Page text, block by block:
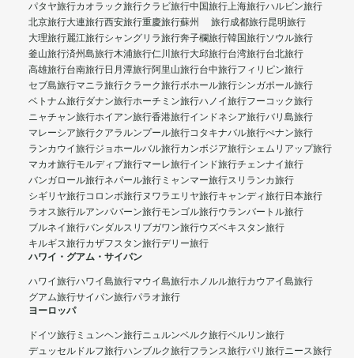
パタヤ旅行カオラック旅行クラビ旅行中国旅行上海旅行ハルビン旅行
北京旅行大連旅行西安旅行重慶旅行蘇州 旅行成都旅行昆明旅行
大理旅行麗江旅行シャングリラ旅行奔子欄旅行韓国旅行ソウル旅行
釜山旅行済州島旅行木浦旅行仁川旅行大邱旅行台湾旅行台北旅行
高雄旅行台南旅行日月潭旅行阿里山旅行台中旅行フィリピン旅行
セブ島旅行マニラ旅行クラーク旅行ボホール旅行シンガポール旅行
ベトナム旅行ダナン旅行ホーチミン旅行ハノイ旅行フーコック旅行
ニャチャン旅行ホイアン旅行香港旅行インドネシア旅行バリ島旅行
マレーシア旅行クアラルンプール旅行コタキナバル旅行ぺナン旅行
ランカウイ旅行ジョホールバル旅行カンボジア旅行シェムリアップ旅行
マカオ旅行モルディブ旅行マーレ旅行インド旅行チェンナイ旅行
バンガロール旅行ネパール旅行 ミャンマー旅行スリランカ旅行
シギリヤ旅行コロンボ旅行ヌワラエリヤ旅行キャンディ旅行日本旅行
ラオス旅行ルアンパバーン旅行モンゴル旅行ウランバートル旅行
ブルネイ旅行バンダルスリブガワン旅行ウズベキスタン旅行
キルギス旅行カザフスタン旅行デリー旅行
ハワイ・グアム・サイパン
ハワイ旅行ハワイ島旅行マウイ島旅行ホノルル旅行カウアイ島旅行
グアム旅行サイパン旅行パラオ旅行
ヨーロッパ
ドイツ旅行 ミュンヘン旅行ニュルンベルク旅行ベルリン旅行
デュッセルドルフ旅行ハンブルク旅行フランス旅行パリ旅行ニース旅行